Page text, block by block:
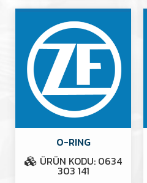
O-RING
ÜRÜN KODU: 0634
303 141